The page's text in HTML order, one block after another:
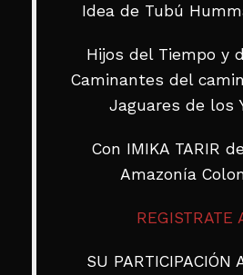
Idea de Tubú
Hijos del Tiempo y
Caminantes del
Jaguares de los
Con IMIKA TARIR
Amazonía
REGISTRATE
SU PARTICIPACIÓN